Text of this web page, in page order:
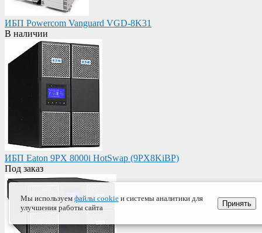
ИБП Powercom Vanguard VGD-8K31
В наличии
ИБП Eaton 9PX 8000i HotSwap (9PX8KiBP)
Под заказ
Мы используем файлы cookie и системы аналитики для
улучшения работы сайта
Принять